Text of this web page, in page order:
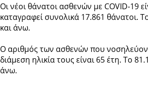
Οι νέοι θάνατοι ασθενών με COVID-19
καταγραφεί συνολικά 17.861 θάνατοι.
και άνω.
Ο αριθμός των ασθενών που
διάμεση ηλικία τους είναι 65 έτη. To
άνω.